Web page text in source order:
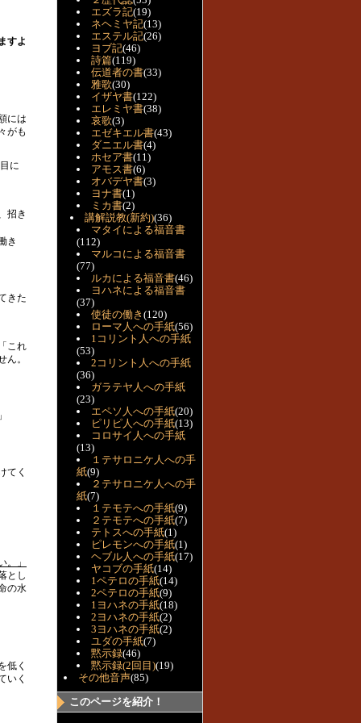
すよ
には
がも
に
招き
き
きた
これ
。
てく
」
とし
の水
低く
いく
エズラ記(19)
ネヘミヤ記(13)
エステル記(26)
ヨブ記(46)
詩篇(119)
伝道者の書(33)
雅歌(30)
イザヤ書(122)
エレミヤ書(38)
哀歌(3)
エゼキエル書(43)
ダニエル書(4)
ホセア書(11)
アモス書(6)
オバデヤ書(3)
ヨナ書(1)
ミカ書(2)
講解説教(新約)(36)
マタイによる福音書
(112)
マルコによる福音書
(77)
ルカによる福音書(46)
ヨハネによる福音書
(37)
使徒の働き (120)
ローマ人への手紙(56)
1コリント人への手紙
(53)
2コリント人への手紙
(36)
ガラテヤ人への手紙
(23)
エペソ人への手紙(20)
ピリピ人への手紙(13)
コロサイ人への手紙
(13)
１テサロニケ人への手
紙(9)
２テサロニケ人への手
紙(7)
１テモテへの手紙(9)
２テモテへの手紙(7)
テトスへの手紙(1)
ピレモンへの手紙(1)
ヘブル人への手紙(17)
ヤコブの手紙(14)
1ペテロの手紙(14)
2ペテロの手紙(9)
1ヨハネの手紙(18)
2ヨハネの手紙(2)
3ヨハネの手紙(2)
ユダの手紙(7)
黙示録(46)
黙示録(2回目)(19)
その他音声(85)
このページを紹介！